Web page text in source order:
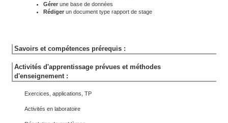
Gérer une base de données
Rédiger un document type rapport de stage
Savoirs et compétences prérequis :
Activités d'apprentissage prévues et méthodes
d'enseignement :
Exercices, applications, TP
Activités en laboratoire